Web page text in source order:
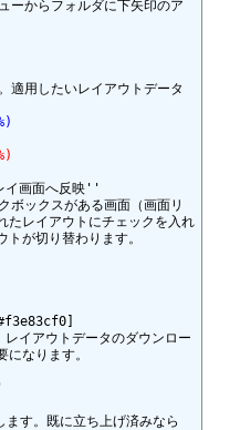
ーからフォルダに下矢印のア
適用したいレイアウトデータ
イ画面へ反映''
ボックスがある画面（画面リ
たレイアウトにチェックを入れ
レイアウトデータのダウンロー
になります。
す。既に立ち上げ済みなら